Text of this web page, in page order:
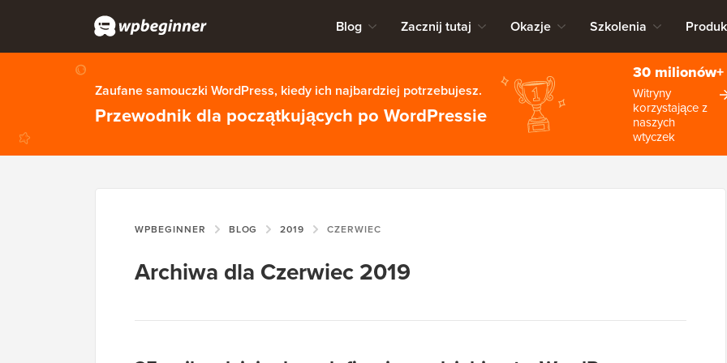
Blog Zacznij tutaj Okazje Szkolenia
Zaufane samouczki WordPress, kiedy ich najbardziej potrzebujesz.
Przewodnik dla początkujących po WordPressie
30 milionów+
Witryny
korzystające z
naszych
wtyczek
WPBEGINNER BLOG 2019 CZERWIEC
Archiwa dla Czerwiec 2019